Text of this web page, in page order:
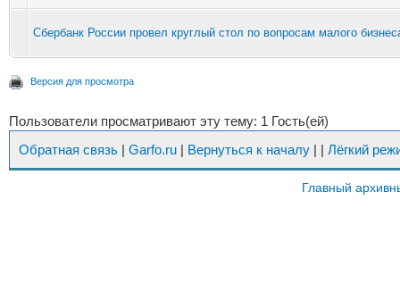
Сбербанк России провел круглый стол по вопросам малого
Версия для просмотра
Пользователи просматривают эту тему: 1 Гость(ей)
Обратная связь | Garfo.ru | Вернуться к началу | | Лёгкий
Главный